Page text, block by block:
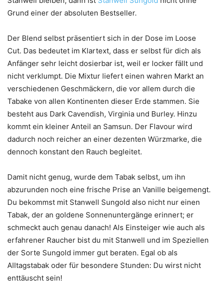
Grund einer der absoluten Bestseller.
Der Blend selbst präsentiert sich in der Dose im Loose
Cut. Das bedeutet im Klartext, dass er selbst für dich als
Anfänger sehr leicht dosierbar ist, weil er locker fällt und
nicht verklumpt. Die Mixtur liefert einen wahren Markt an
verschiedenen Geschmäckern, die vor allem durch die
Tabake von allen Kontinenten dieser Erde stammen. Sie
besteht aus Dark Cavendish, Virginia und Burley. Hinzu
kommt ein kleiner Anteil an Samsun. Der Flavour wird
dadurch noch reicher an einer dezenten Würzmarke, die
dennoch konstant den Rauch begleitet.
Damit nicht genug, wurde dem Tabak selbst, um ihn
abzurunden noch eine frische Prise an Vanille beigemengt.
Du bekommst mit Stanwell Sungold also nicht nur einen
Tabak, der an goldene Sonnenuntergänge erinnert; er
schmeckt auch genau danach! Als Einsteiger wie auch als
erfahrener Raucher bist du mit Stanwell und im Speziellen
der Sorte Sungold immer gut beraten. Egal ob als
Alltagstabak oder für besondere Stunden: Du wirst nicht
enttäuscht sein!